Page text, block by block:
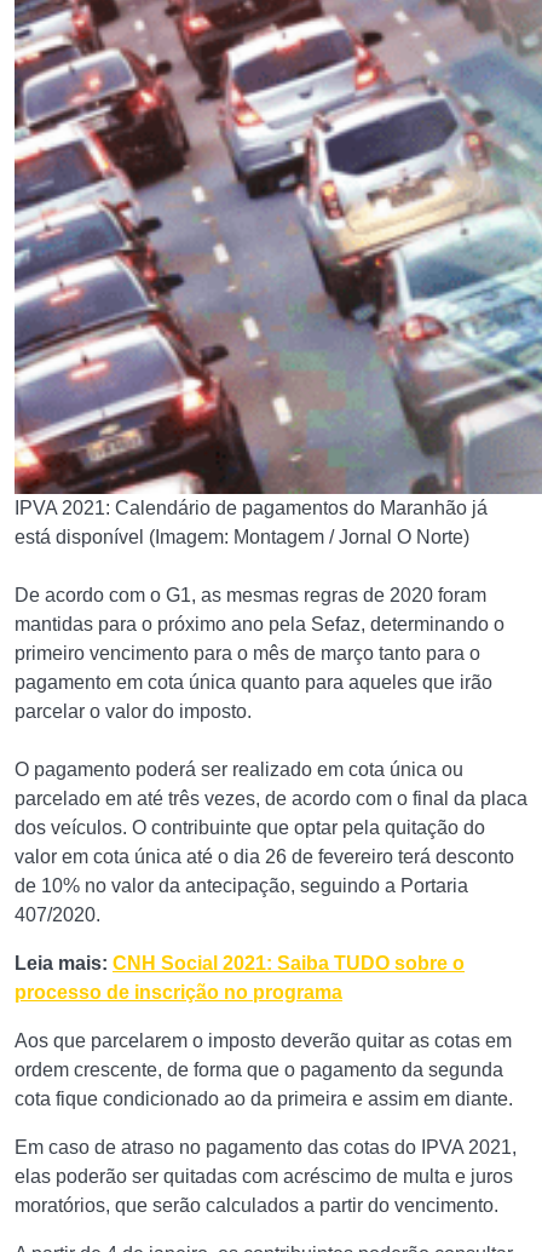
IPVA 2021: Calendário de pagamentos do Maranhão já
está disponível (Imagem: Montagem / Jornal O Norte)
De acordo com o G1, as mesmas regras de 2020 foram
mantidas para o próximo ano pela Sefaz, determinando o
primeiro vencimento para o mês de março tanto para o
pagamento em cota única quanto para aqueles que irão
parcelar o valor do imposto.
O pagamento poderá ser realizado em cota única ou
parcelado em até três vezes, de acordo com o final da placa
dos veículos. O contribuinte que optar pela quitação do
valor em cota única até o dia 26 de fevereiro terá desconto
de 10% no valor da antecipação, seguindo a Portaria
407/2020.
Leia mais: CNH Social 2021: Saiba TUDO sobre o
processo de inscrição no programa
Aos que parcelarem o imposto deverão quitar as cotas em
ordem crescente, de forma que o pagamento da segunda
cota fique condicionado ao da primeira e assim em diante.
Em caso de atraso no pagamento das cotas do IPVA 2021,
elas poderão ser quitadas com acréscimo de multa e juros
moratórios, que serão calculados a partir do vencimento.